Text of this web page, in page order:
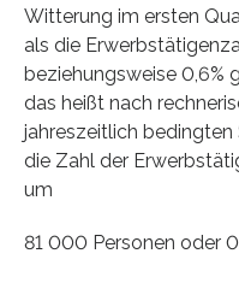
Witterung im ersten
als die
beziehungsweise 0,6%
das heißt nach
jahreszeitlich bedingten
die Zahl der
um
81 000 Personen oder